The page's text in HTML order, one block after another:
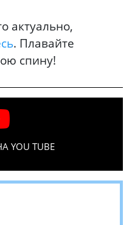
актуально,
. Плавайте
спину!
TUBE